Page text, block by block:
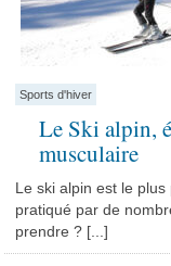
Sports d'hiver
Le Ski alpin,
musculaire
Le ski alpin est le plus
pratiqué par de
prendre ? [...]